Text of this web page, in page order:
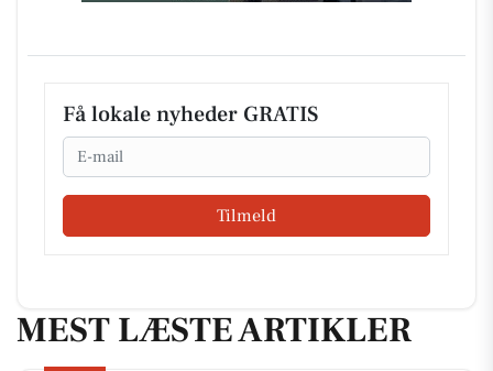
Få lokale nyheder GRATIS
Email
Tilmeld
MEST LÆSTE ARTIKLER